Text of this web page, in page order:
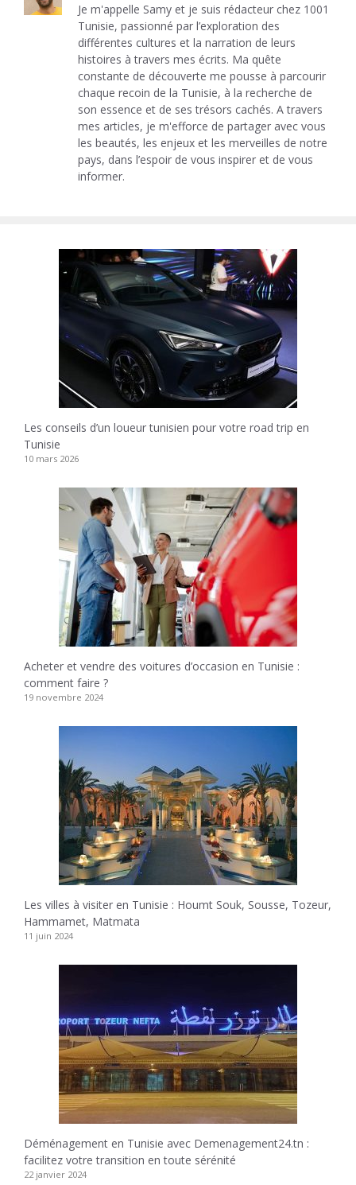
Je m'appelle Samy et je suis rédacteur chez 1001
Tunisie, passionné par l’exploration des
différentes cultures et la narration de leurs
histoires à travers mes écrits. Ma quête
constante de découverte me pousse à parcourir
chaque recoin de la Tunisie, à la recherche de
son essence et de ses trésors cachés. A travers
mes articles, je m'efforce de partager avec vous
les beautés, les enjeux et les merveilles de notre
pays, dans l’espoir de vous inspirer et de vous
informer.
Les conseils d’un loueur tunisien pour votre road trip en
Tunisie
10 mars 2026
Acheter et vendre des voitures d’occasion en Tunisie :
comment faire ?
19 novembre 2024
Les villes à visiter en Tunisie : Houmt Souk, Sousse, Tozeur,
Hammamet, Matmata
11 juin 2024
Déménagement en Tunisie avec Demenagement24.tn :
facilitez votre transition en toute sérénité
22 janvier 2024